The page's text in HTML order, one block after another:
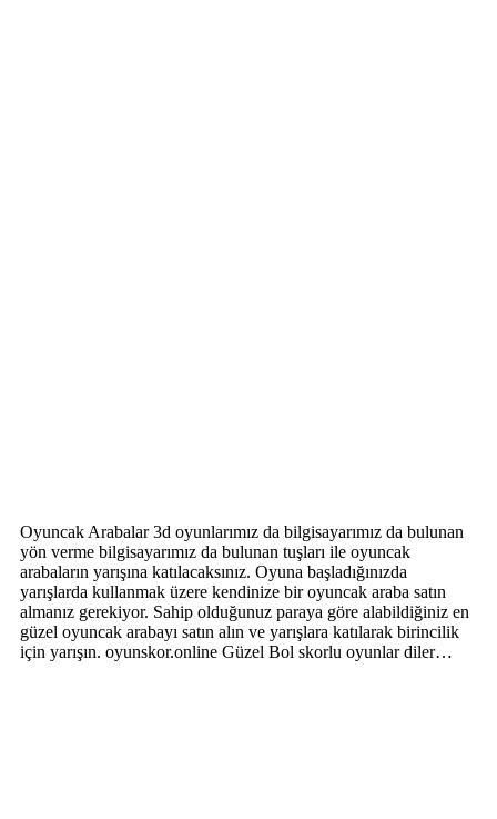
Oyuncak Arabalar 3d oyunlarımız da bilgisayarımız da bulunan
yön verme bilgisayarımız da bulunan tuşları ile oyuncak
arabaların yarışına katılacaksınız. Oyuna başladığınızda
yarışlarda kullanmak üzere kendinize bir oyuncak araba satın
almanız gerekiyor. Sahip olduğunuz paraya göre alabildiğiniz en
güzel oyuncak arabayı satın alın ve yarışlara katılarak birincilik
için yarışın. oyunskor.online Güzel Bol skorlu oyunlar diler…